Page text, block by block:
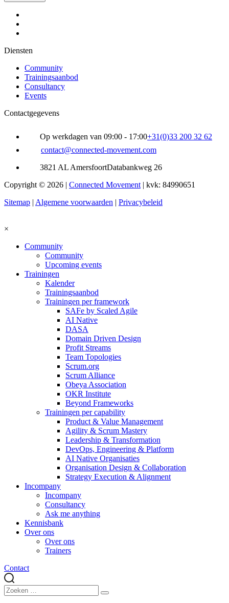
Diensten
Community
Trainingsaanbod
Consultancy
Events
Contactgegevens
Op werkdagen van 09:00 - 17:00+31(0)33 200 32 62
contact@connected-movement.com
3821 AL AmersfoortDatabankweg 26
Copyright © 2026 | Connected Movement | kvk: 84990651
Sitemap | Algemene voorwaarden | Privacybeleid
×
Community
Community
Upcoming events
Trainingen
Kalender
Trainingsaanbod
Trainingen per framework
SAFe by Scaled Agile
AI Native
DASA
Domain Driven Design
Profit Streams
Team Topologies
Scrum.org
Scrum Alliance
Obeya Association
OKR Institute
Beyond Frameworks
Trainingen per capability
Product & Value Management
Agility & Scrum Mastery
Leadership & Transformation
DevOps, Engineering & Platform
AI Native Organisaties
Organisation Design & Collaboration
Strategy Execution & Alignment
Incompany
Incompany
Consultancy
Ask me anything
Kennisbank
Over ons
Over ons
Trainers
Contact